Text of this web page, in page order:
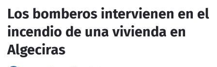
Los bomberos intervienen en el
incendio de una vivienda en
Algeciras